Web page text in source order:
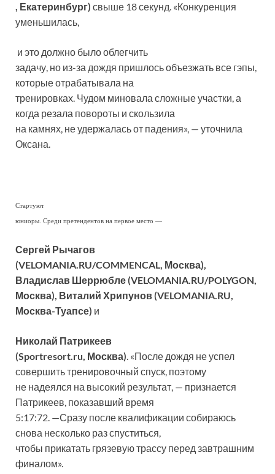
, Екатеринбург) свыше 18 секунд. «Конкуренция
уменьшилась,
и это должно было облегчить
задачу, но из-за дождя пришлось объезжать все гэпы,
которые отрабатывала на
тренировках. Чудом миновала сложные участки, а
когда резала повороты и скользила
на камнях, не удержалась от падения», — уточнила
Оксана.
Стартуют
юниоры. Среди претендентов на первое место —
Сергей Рычагов
(VELOMANIA.RU/COMMENCAL, Москва),
Владислав Шеррюбле (VELOMANIA.RU/POLYGON,
Москва), Виталий Хрипунов (VELOMANIA.RU,
Москва-Туапсе) и
Николай Патрикеев
(Sportresort.ru, Москва). «После дождя не успел
совершить тренировочный спуск, поэтому
не надеялся на высокий результат, — признается
Патрикеев, показавший время
5:17:72. ­—Сразу после квалификации собираюсь
снова несколько раз спуститься,
чтобы прикатать грязевую трассу перед завтрашним
финалом».